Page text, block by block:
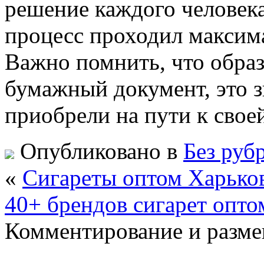
решение каждого
процесс проходил
Важно помнить, что
бумажный документ, это
приобрели на пути к
Опубликовано в Без
« Сигареты оптом
40+ брендов сигарет
Комментирование и